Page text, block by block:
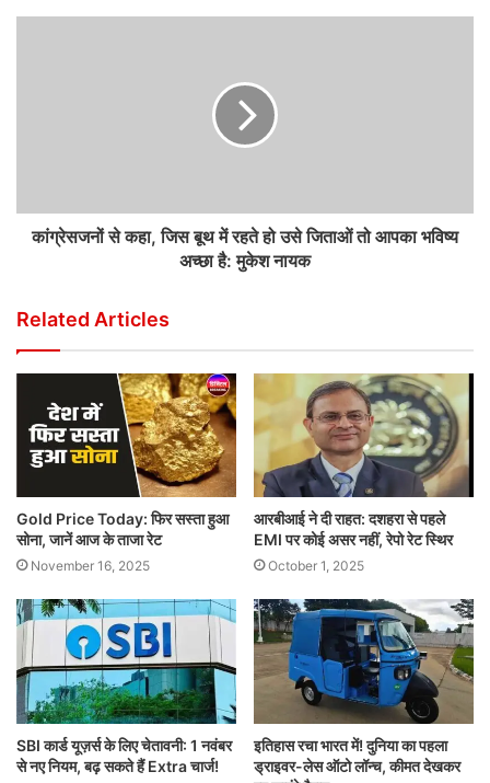
कांग्रेसजनों से कहा, जिस बूथ में रहते हो उसे जिताओं तो आपका भविष्य
अच्छा है: मुकेश नायक
Related Articles
Gold Price Today: फिर सस्ता हुआ
सोना, जानें आज के ताजा रेट
November 16, 2025
आरबीआई ने दी राहत: दशहरा से पहले
EMI पर कोई असर नहीं, रेपो रेट स्थिर
October 1, 2025
SBI कार्ड यूज़र्स के लिए चेतावनी: 1 नवंबर
से नए नियम, बढ़ सकते हैं Extra चार्ज!
इतिहास रचा भारत में! दुनिया का पहला
ड्राइवर-लेस ऑटो लॉन्च, कीमत देखकर